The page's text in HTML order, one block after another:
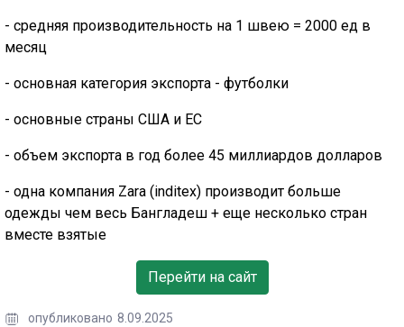
- средняя производительность на 1 швею = 2000 ед в
месяц
- основная категория экспорта - футболки
- основные страны США и ЕС
- объем экспорта в год более 45 миллиардов долларов
- одна компания Zara (inditex) производит больше
одежды чем весь Бангладеш + еще несколько стран
вместе взятые
Перейти на сайт
опубликовано 8.09.2025